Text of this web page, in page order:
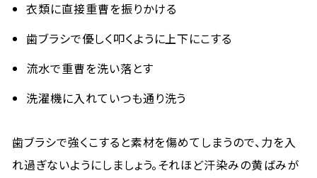
衣類に直接重曹を振りかける
歯ブラシで優しく叩くように上下にこする
流水で重曹を洗い落とす
洗濯機に入れていつも通り洗う
歯ブラシで強くこすると素材を傷めてしまうので、力を入
れ過ぎないようにしましょう。それほど汗染みの黄ばみが